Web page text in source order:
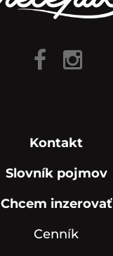
Kontakt
Slovník pojmov
Chcem inzerovať
Cenník